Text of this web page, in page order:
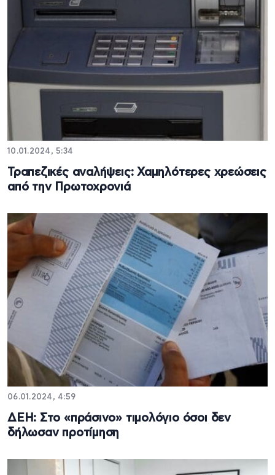
10.01.2024, 5:34
Τραπεζικές αναλήψεις: Χαμηλότερες χρεώσεις
από την Πρωτοχρονιά
06.01.2024, 4:59
ΔΕΗ: Στο «πράσινο» τιμολόγιο όσοι δεν
δήλωσαν προτίμηση